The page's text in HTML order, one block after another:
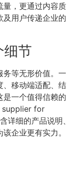
量，更通过内容质
及用户传递企业的
细节
务等无形价值。一
、移动端适配、结
是一个值得信赖的
supplier for
详细的产品说明、
企业更有实力。